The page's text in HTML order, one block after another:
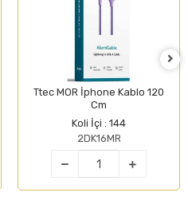
Ttec MOR İphone Kablo 120
Cm
Koli İçi : 144
2DK16MR